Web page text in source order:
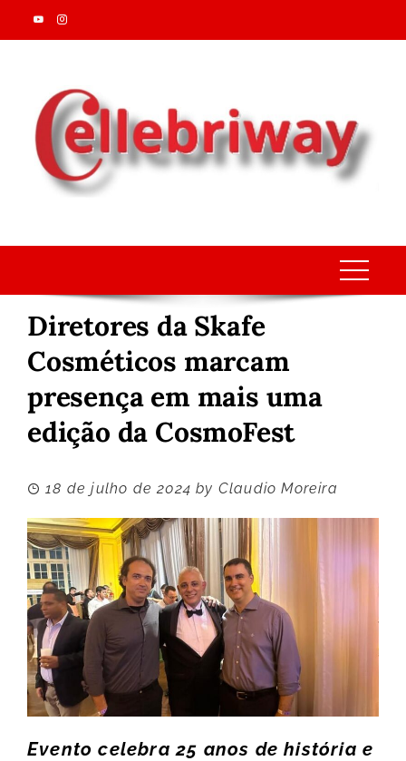
Skip
to
Diretores da Skafe
Cosméticos marcam
presença em mais uma
edição da CosmoFest
18 de julho de 2024 by Claudio Moreira
Evento celebra 25 anos de história e